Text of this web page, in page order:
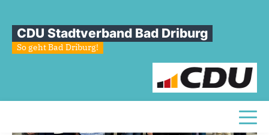
CDU Stadtverband Bad Driburg
So geht Bad Driburg!